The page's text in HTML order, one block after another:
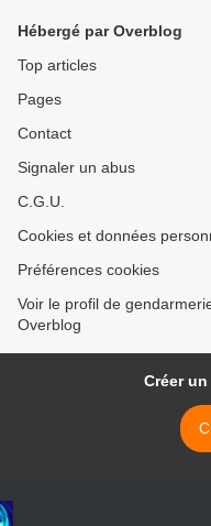
Hébergé par Overblog
Top articles
Pages
Contact
Signaler un abus
C.G.U.
Cookies et données
Préférences cookies
Voir le profil de
Overblog
Créer